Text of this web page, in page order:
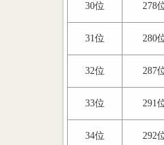
30位 278
31位 280
32位 287
33位 291
34位 292